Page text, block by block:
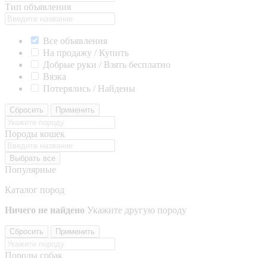
Тип объявления
Все объявления
На продажу / Купить
Добрые руки / Взять бесплатно
Вязка
Потерялись / Найдены
Сбросить Применить
Породы кошек
Выбрать все
Популярные
Каталог пород
Ничего не найдено Укажите другую породу
Сбросить Применить
Породы собак